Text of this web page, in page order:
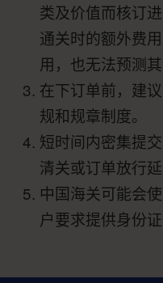
类及价值而核订
通关时的额外费
用，也无法预测其
在下订单前，建
规和规章制度。
短时间内密集提
清关或订单放行延
中国海关可能会
户要求提供身份证